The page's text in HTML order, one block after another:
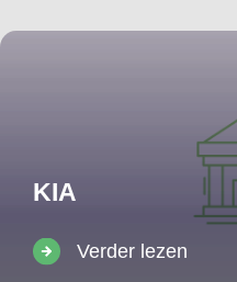
KIA
Verder lezen